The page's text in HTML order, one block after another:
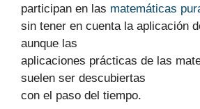
participan en las matemáticas
sin tener en cuenta la aplicación
aunque las
aplicaciones prácticas de las
suelen ser descubiertas
con el paso del tiempo.